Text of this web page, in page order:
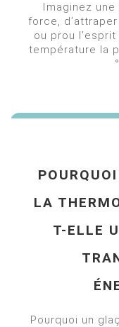
Imaginez
force,
ou prou
température la
LA
T-ELLE
Pourquoi un